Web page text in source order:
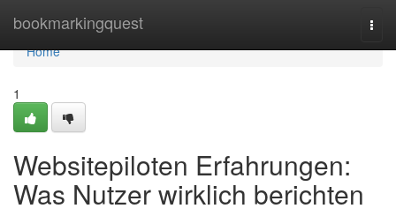
bookmarkingquest
Home
Home
1
Websitepiloten Erfahrungen:
Was Nutzer wirklich berichten